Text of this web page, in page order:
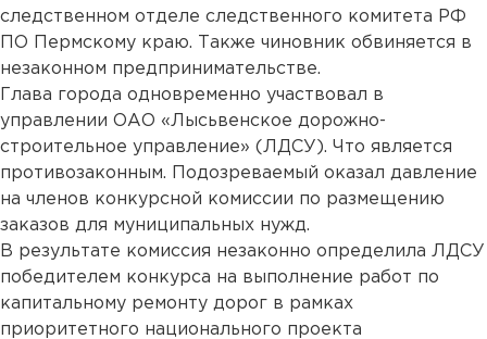
следственном отделе следственного комитета РФ
ПО Пермскому краю. Также чиновник обвиняется в
незаконном предпринимательстве.
Глава города одновременно участвовал в
управлении ОАО «Лысьвенское дорожно-
строительное управление» (ЛДСУ). Что является
противозаконным. Подозреваемый оказал давление
на членов конкурсной комиссии по размещению
заказов для муниципальных нужд.
В результате комиссия незаконно определила ЛДСУ
победителем конкурса на выполнение работ по
капитальному ремонту дорог в рамках
приоритетного национального проекта